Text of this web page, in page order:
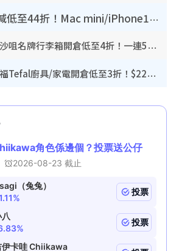
豐澤優惠勁減低至44折！Mac mini/iPhone17Pro大減價！廚房家電$220起
開倉優惠｜尖沙咀名牌行李箱開倉低至4折！一連5日 American Tourister/ace./Hallmark $200起！
廚具開倉｜特福Tefal廚具/家電開倉低至3折！$220起買平底鍋/炒鑊/湯煲！電飯煲/吸塵機/燙斗$418起